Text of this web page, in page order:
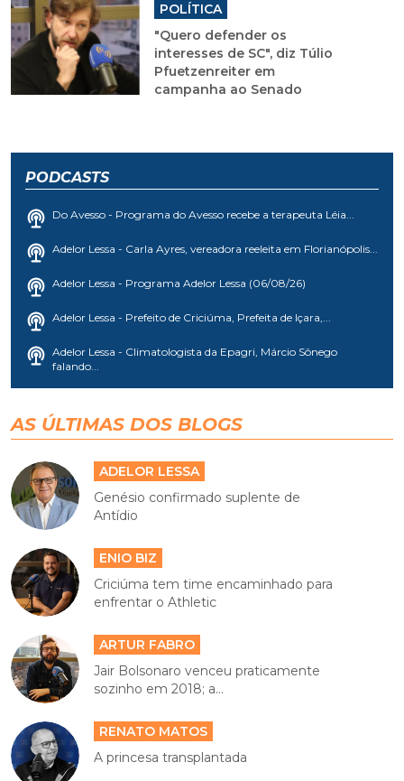
POLÍTICA
"Quero defender os
interesses de SC", diz Túlio
Pfuetzenreiter em
campanha ao Senado
PODCASTS
Do Avesso - Programa do Avesso recebe a terapeuta Léia...
Adelor Lessa - Carla Ayres, vereadora reeleita em Florianópolis...
Adelor Lessa - Programa Adelor Lessa (06/08/26)
Adelor Lessa - Prefeito de Criciúma, Prefeita de Içara,...
Adelor Lessa - Climatologista da Epagri, Márcio Sônego
falando...
AS ÚLTIMAS DOS BLOGS
ADELOR LESSA
Genésio confirmado suplente de
Antídio
ENIO BIZ
Criciúma tem time encaminhado para
enfrentar o Athletic
ARTUR FABRO
Jair Bolsonaro venceu praticamente
sozinho em 2018; a...
RENATO MATOS
A princesa transplantada